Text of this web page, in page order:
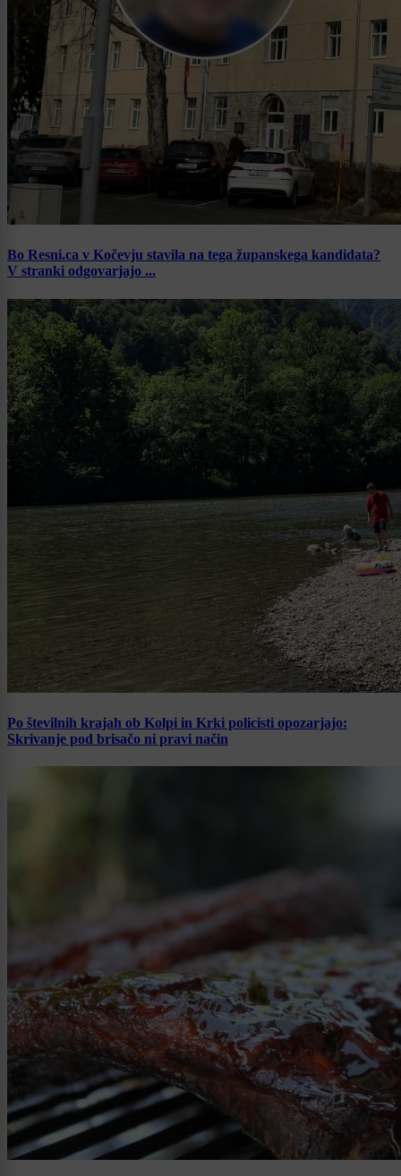
Bo Resni.ca v Kočevju stavila na tega županskega kandidata?
V stranki odgovarjajo ...
Po številnih krajah ob Kolpi in Krki policisti opozarjajo:
Skrivanje pod brisačo ni pravi način